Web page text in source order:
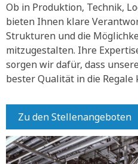
Ob in Produktion, Technik,
bieten Ihnen klare
Strukturen und die
mitzugestalten. Ihre
sorgen wir dafür, dass
bester Qualität in die Regale
Zu den Stellenangeboten